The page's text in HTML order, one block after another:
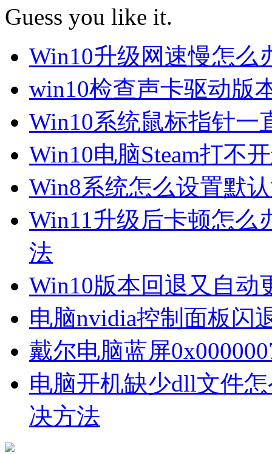
Guess you like it.
Win10升级网速慢怎么
win10检查声卡驱动版
Win10系统鼠标指针一
Win10电脑Steam打不
Win8系统怎么设置默
Win11升级后卡顿怎么
法
Win10版本回退又自动
电脑nvidia控制面板闪
戴尔电脑蓝屏
电脑开机缺少dll文件
决方法